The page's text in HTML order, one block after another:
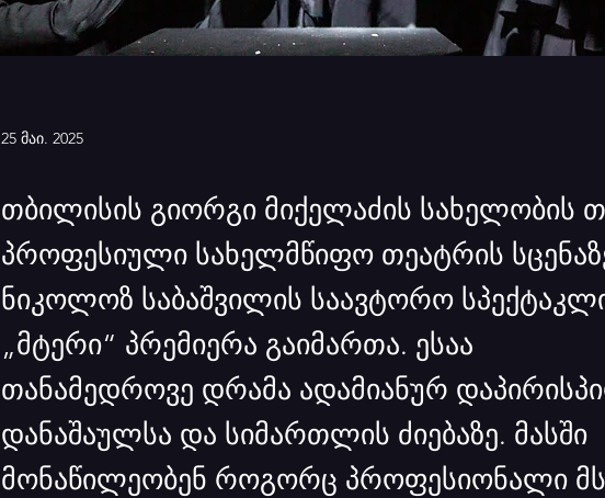
25 მაი. 2025
თბილისის გიორგი მიქელაძის სახელობის
პროფესიული სახელმწიფო თეატრის
ნიკოლოზ საბაშვილის საავტორო
„მტერი“ პრემიერა გაიმართა. ესაა
თანამედროვე დრამა ადამიანურ
დანაშაულსა და სიმართლის ძიებაზე. მასში
მონაწილეობენ როგორც პროფესიონალი